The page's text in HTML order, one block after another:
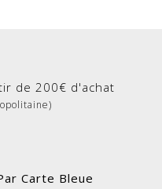
de 200€ d'achat
Carte Bleue